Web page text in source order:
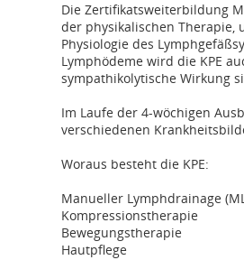
Die Zertifikatsweiterbildung
der physikalischen Therapie,
Physiologie des
Lymphödeme wird die KPE
sympathikolytische Wirkung
Im Laufe der 4-wöchigen
verschiedenen
Woraus besteht die KPE:
Manueller Lymphdrainage
Kompressionstherapie
Bewegungstherapie
Hautpflege